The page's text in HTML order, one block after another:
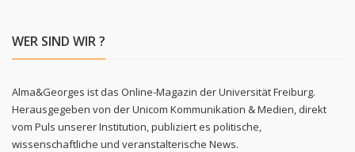
WER SIND WIR ?
Alma&Georges ist das Online-Magazin der Universität Freiburg.
Herausgegeben von der Unicom Kommunikation & Medien, direkt
vom Puls unserer Institution, publiziert es politische,
wissenschaftliche und veranstalterische News.